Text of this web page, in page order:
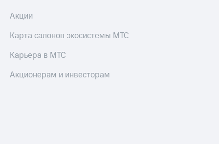
Акции
Карта салонов экосистемы МТС
Карьера в МТС
Акционерам и инвесторам